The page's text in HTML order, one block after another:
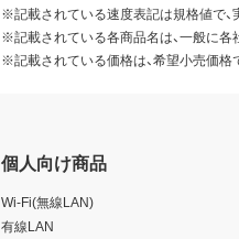
※記載されている速度表記は規格値で、
※記載されている各商品名は、一般に各
※記載されている価格は、希望小売価格
個人向け商品
Wi-Fi(無線LAN)
有線LAN